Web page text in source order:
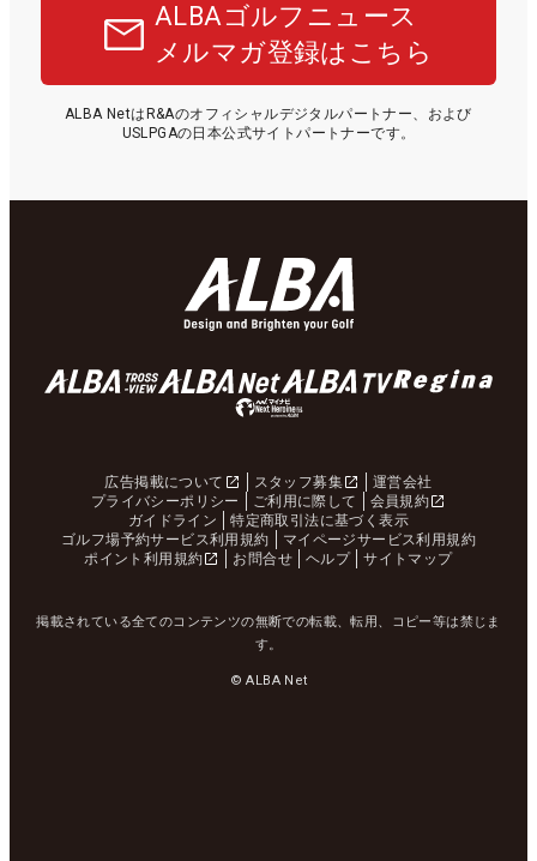
ALBAゴルフニュース
メルマガ登録はこちら
ALBA NetはR&Aのオフィシャルデジタルパートナー、および
USLPGAの日本公式サイトパートナーです。
広告掲載について スタッフ募集
運営会社
プライバシーポリシー
ご利用に際して
会員規約
ガイドライン
特定商取引法に基づく表示
ゴルフ場予約サービス利用規約
マイページサービス利用規約
ポイント利用規約
お問合せ ヘルプ サイトマップ
掲載されている全てのコンテンツの無断での転載、転用、コピー等は禁じま
す。
© ALBA Net